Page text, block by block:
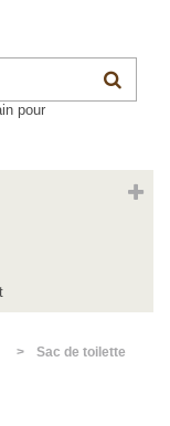
>
Sac de toilette